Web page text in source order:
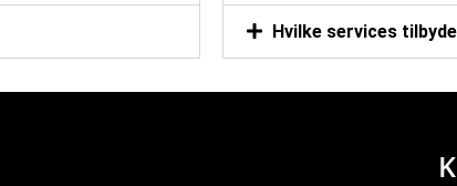
Hvilke services